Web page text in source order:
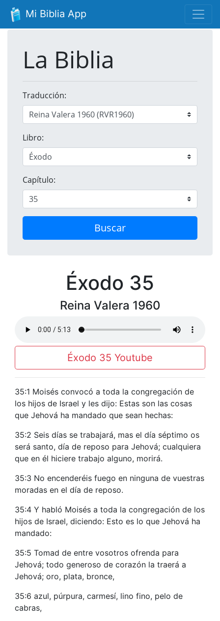
Mi Biblia App
La Biblia
Traducción:
Libro:
Capítulo:
Buscar
Éxodo 35
Reina Valera 1960
Éxodo 35 Youtube
35:1 Moisés convocó a toda la congregación de
los hijos de Israel y les dijo: Estas son las cosas
que Jehová ha mandado que sean hechas:
35:2 Seis días se trabajará, mas el día séptimo os
será santo, día de reposo para Jehová; cualquiera
que en él hiciere trabajo alguno, morirá.
35:3 No encenderéis fuego en ninguna de vuestras
moradas en el día de reposo.
35:4 Y habló Moisés a toda la congregación de los
hijos de Israel, diciendo: Esto es lo que Jehová ha
mandado:
35:5 Tomad de entre vosotros ofrenda para
Jehová; todo generoso de corazón la traerá a
Jehová; oro, plata, bronce,
35:6 azul, púrpura, carmesí, lino fino, pelo de
cabras,